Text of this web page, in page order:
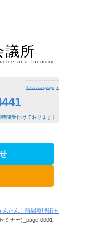
議所
and Industry
Select Language ▼
間受付けております）
んたん！時間整理術セ
ミナー)_page-0001